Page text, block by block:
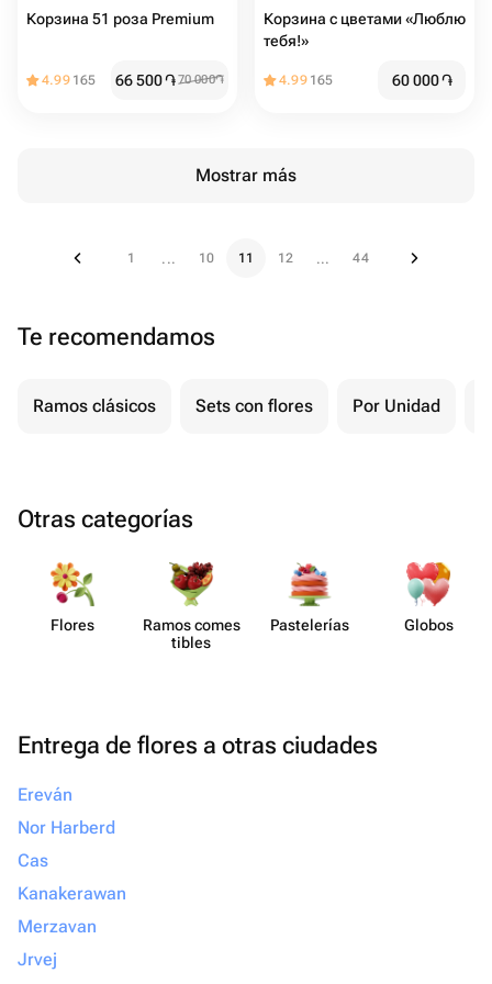
Корзина 51 роза Premium
4.99 165 66 500֏70 000֏
Корзина с цветами «Люблю
тебя!»
4.99 165 60 000֏
Mostrar más
1 ... 10 11 12 ... 44
Te recomendamos
Ramos clásicos Sets con flores Por Unidad
Otras categorías
Flores
Ramos comes​
tibles
Paste​lerías Globos
Entrega de flores a otras ciudades
Ereván
Nor Harberd
Cas
Kanakerawan
Merzavan
Jrvej